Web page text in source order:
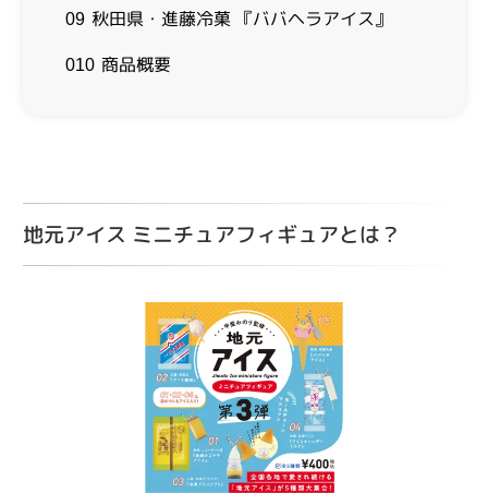
09 秋田県・進藤冷菓 『ババヘラアイス』
010 商品概要
地元アイス ミニチュアフィギュアとは？